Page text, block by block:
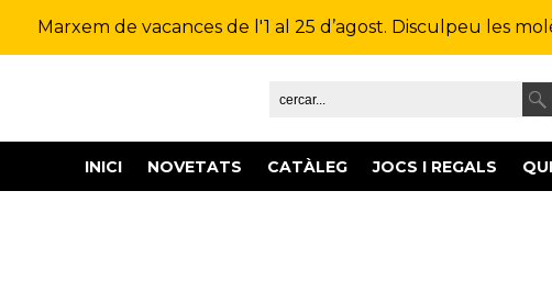
Marxem de vacances de l'1 al 25 d’agost. Disculpeu les
INICI NOVETATS CATÀLEG JOCS I REGALS